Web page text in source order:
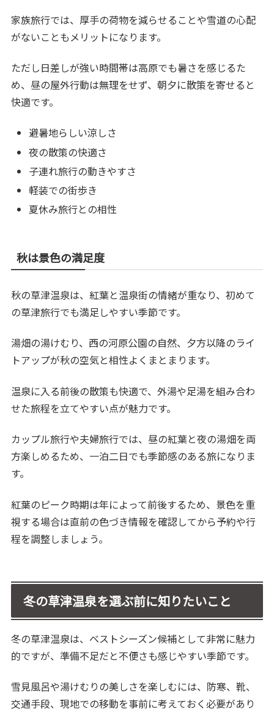
家族旅行では、厚手の荷物を減らせることや雪道の心配
がないこともメリットになります。
ただし日差しが強い時間帯は高原でも暑さを感じるた
め、昼の屋外行動は無理をせず、朝夕に散策を寄せると
快適です。
避暑地らしい涼しさ
夜の散策の快適さ
子連れ旅行の動きやすさ
軽装での街歩き
夏休み旅行との相性
秋は景色の満足度
秋の草津温泉は、紅葉と温泉街の情緒が重なり、初めて
の草津旅行でも満足しやすい季節です。
湯畑の湯けむり、西の河原公園の自然、夕方以降のライ
トアップが秋の空気と相性よくまとまります。
温泉に入る前後の散策も快適で、外湯や足湯を組み合わ
せた旅程を立てやすい点が魅力です。
カップル旅行や夫婦旅行では、昼の紅葉と夜の湯畑を両
方楽しめるため、一泊二日でも季節感のある旅になりま
す。
紅葉のピーク時期は年によって前後するため、景色を重
視する場合は直前の色づき情報を確認してから予約や行
程を調整しましょう。
冬の草津温泉を選ぶ前に知りたいこと
冬の草津温泉は、ベストシーズン候補として非常に魅力
的ですが、準備不足だと不便さも感じやすい季節です。
雪見風呂や湯けむりの美しさを楽しむには、防寒、靴、
交通手段、現地での移動を事前に考えておく必要があり